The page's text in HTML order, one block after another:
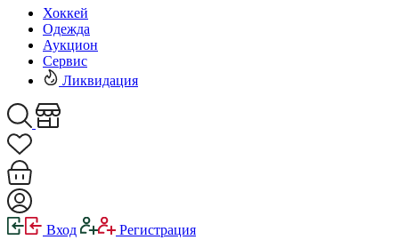
Хоккей
Одежда
Аукцион
Сервис
Ликвидация
Вход Регистрация